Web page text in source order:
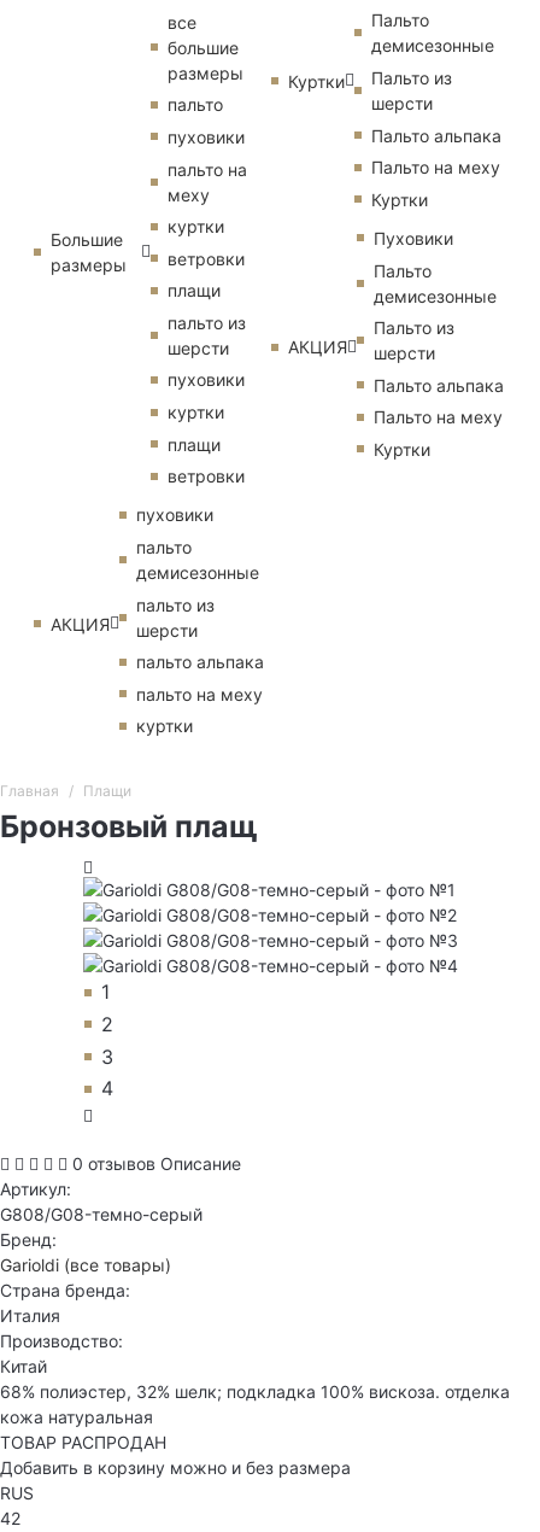
Большие
размеры
все
большие
размеры
пальто
пуховики
пальто на
меху
куртки
ветровки
плащи
пальто из
шерсти
пуховики
куртки
плащи
ветровки
АКЦИЯ
пуховики
пальто
демисезонные
пальто из
шерсти
пальто альпака
пальто на меху
куртки
Куртки
Пальто
демисезонные
Пальто из
шерсти
Пальто альпака
Пальто на меху
Куртки
АКЦИЯ
Пуховики
Пальто
демисезонные
Пальто из
шерсти
Пальто альпака
Пальто на меху
Куртки
Главная Плащи
Бронзовый плащ
1
2
3
4
0 отзывов Описание
Артикул:
G808/G08-темно-серый
Бренд:
Garioldi (все товары)
Страна бренда:
Италия
Производство:
Китай
68% полиэстер, 32% шелк; подкладка 100% вискоза. отделка
кожа натуральная
ТОВАР РАСПРОДАН
Добавить в корзину можно и без размера
RUS
42